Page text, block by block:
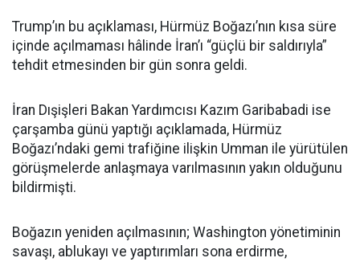
Trump’ın bu açıklaması, Hürmüz Boğazı’nın kısa süre
içinde açılmaması hâlinde İran’ı “güçlü bir saldırıyla”
tehdit etmesinden bir gün sonra geldi.
İran Dışişleri Bakan Yardımcısı Kazım Garibabadi ise
çarşamba günü yaptığı açıklamada, Hürmüz
Boğazı’ndaki gemi trafiğine ilişkin Umman ile yürütülen
görüşmelerde anlaşmaya varılmasının yakın olduğunu
bildirmişti.
Boğazın yeniden açılmasının; Washington yönetiminin
savaşı, ablukayı ve yaptırımları sona erdirme,